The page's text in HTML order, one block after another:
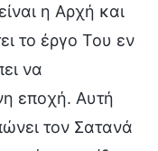
η Αρχή και
το έργο Του εν
να
εποχή. Αυτή
τον Σατανά